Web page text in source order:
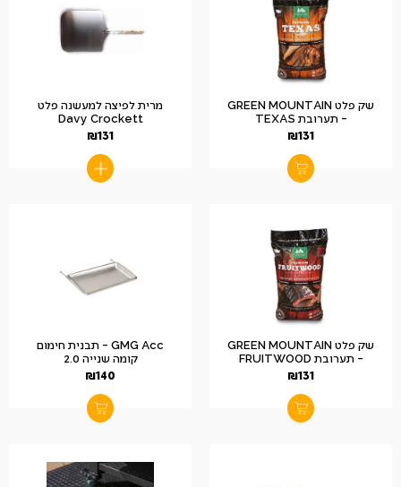
שק פלט GREEN MOUNTAIN
– תערובת TEXAS
₪131
מרית לפיצה למעשנה פלט
Davy Crockett
₪131
שק פלט GREEN MOUNTAIN
– תערובת FRUITWOOD
₪131
GMG Acc – תבנית חימום
קומה שנייה 2.0
₪140